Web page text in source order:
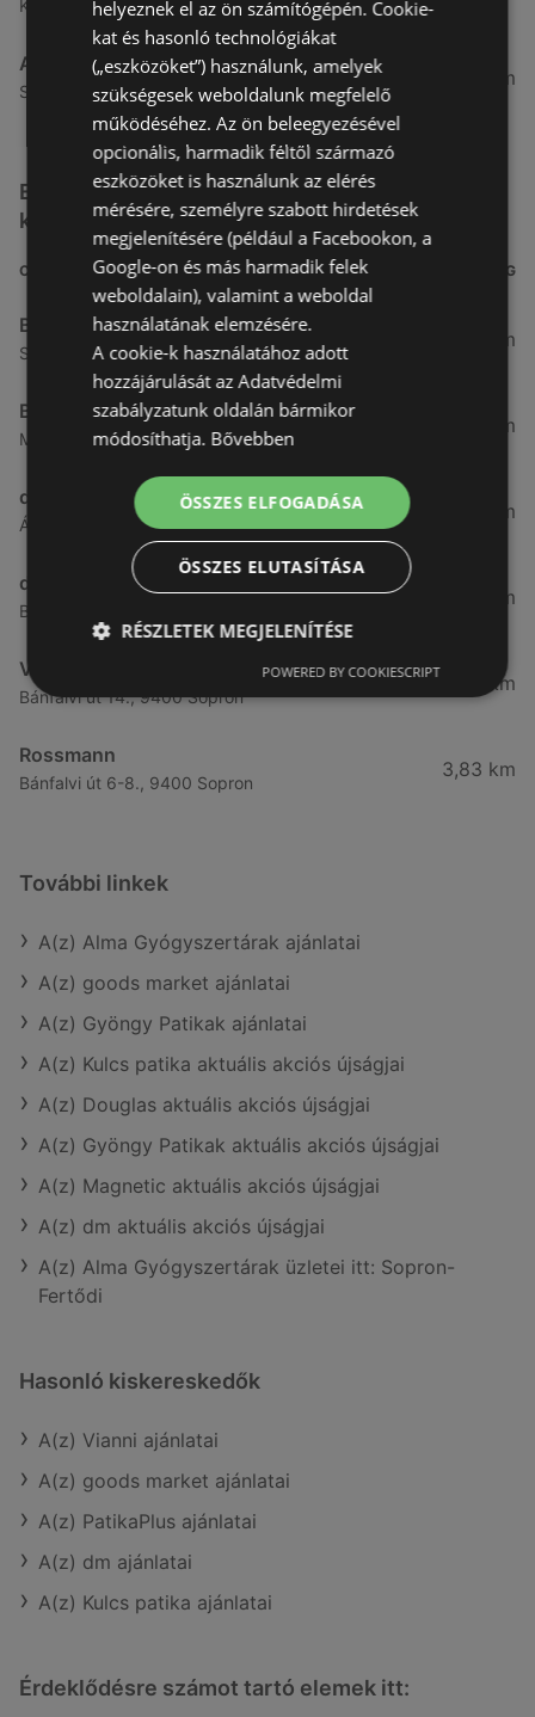
Kertekalja u. 1, 9437 Hegykő
Alma Gyógyszertárak
Szabadság u. 31, 9431 Fertőd
27,8 km
Egyéb Kozmetikumok és Drogéria üzletek a
közelben
CÍM TÁVOLSÁG
Benu Gyógyszertárak
Soproni utca 18., 9423 Ágfalva
0,27 km
Benu Gyógyszertárak
Malompatak U.10, 9400 Sopron
2,55 km
dm
Ágfalvi út 4, 9400, 9400 Sopron
3,26 km
dm
Besenyő u. 23, 9400 Sopron
3,28 km
Vianni
Bánfalvi út 14., 9400 Sopron
3,57 km
Rossmann
Bánfalvi út 6-8., 9400 Sopron
3,83 km
További linkek
A(z) Alma Gyógyszertárak ajánlatai
A(z) goods market ajánlatai
A(z) Gyöngy Patikak ajánlatai
A(z) Kulcs patika aktuális akciós újságjai
A(z) Douglas aktuális akciós újságjai
A(z) Gyöngy Patikak aktuális akciós újságjai
A(z) Magnetic aktuális akciós újságjai
A(z) dm aktuális akciós újságjai
A(z) Alma Gyógyszertárak üzletei itt: Sopron-
Fertődi
Hasonló kiskereskedők
A(z) Vianni ajánlatai
A(z) goods market ajánlatai
A(z) PatikaPlus ajánlatai
A(z) dm ajánlatai
A(z) Kulcs patika ajánlatai
Érdeklődésre számot tartó elemek itt:
helyeznek el az ön számítógépén. Cookie-
kat és hasonló technológiákat
(„eszközöket”) használunk, amelyek
szükségesek weboldalunk megfelelő
működéséhez. Az ön beleegyezésével
opcionális, harmadik féltől származó
eszközöket is használunk az elérés
mérésére, személyre szabott hirdetések
megjelenítésére (például a Facebookon, a
Google-on és más harmadik felek
weboldalain), valamint a weboldal
használatának elemzésére.
A cookie-k használatához adott
hozzájárulását az Adatvédelmi
szabályzatunk oldalán bármikor
módosíthatja. Bővebben
ÖSSZES ELFOGADÁSA
ÖSSZES ELUTASÍTÁSA
RÉSZLETEK MEGJELENÍTÉSE
POWERED BY COOKIESCRIPT